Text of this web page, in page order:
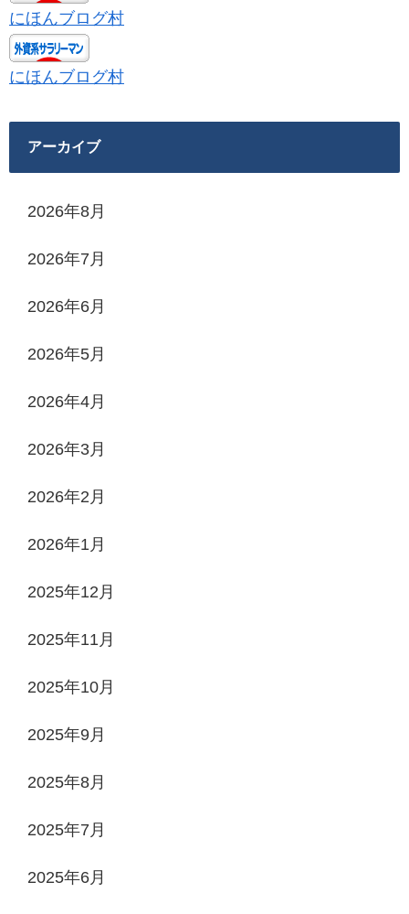
にほんブログ村
にほんブログ村
アーカイブ
2026年8月
2026年7月
2026年6月
2026年5月
2026年4月
2026年3月
2026年2月
2026年1月
2025年12月
2025年11月
2025年10月
2025年9月
2025年8月
2025年7月
2025年6月